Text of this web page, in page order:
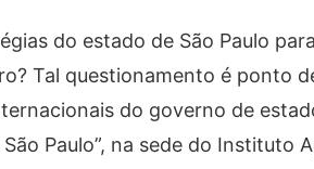
do estado de São Paulo
Tal questionamento é ponto
do governo de
Paulo”, na sede do Instituto